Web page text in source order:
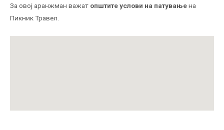
За овој аранжман важат општите услови на патувањена
Пикник Травел.